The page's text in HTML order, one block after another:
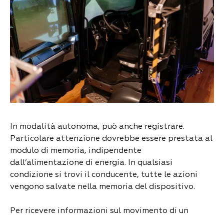
In modalità autonoma, può anche registrare.
Particolare attenzione dovrebbe essere prestata al
modulo di memoria, indipendente
dall’alimentazione di energia. In qualsiasi
condizione si trovi il conducente, tutte le azioni
vengono salvate nella memoria del dispositivo.
Per ricevere informazioni sul movimento di un